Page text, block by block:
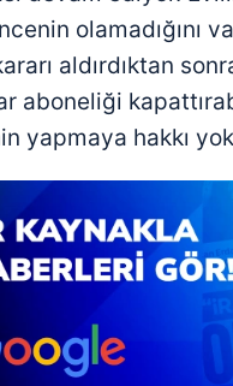
olarak kullanılan
olamadığını
aldırdıktan
aboneliği
yapmaya hakkı